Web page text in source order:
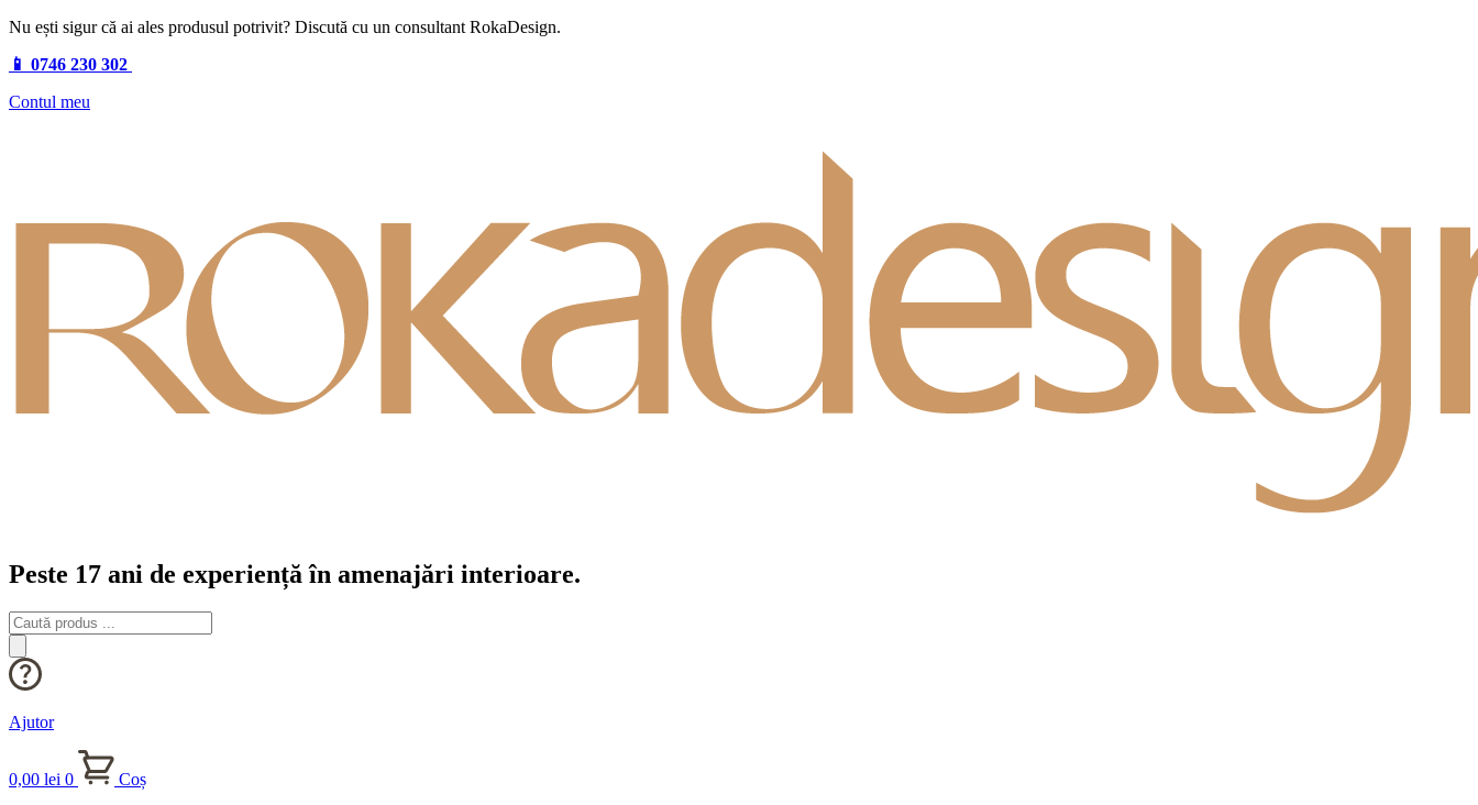
Nu ești sigur că ai ales produsul potrivit? Discută cu un consultant RokaDesign.
📱 0746 230 302
Contul meu
Peste 17 ani de experiență în amenajări interioare.
Products
search
Ajutor
0,00 lei 0
Coș